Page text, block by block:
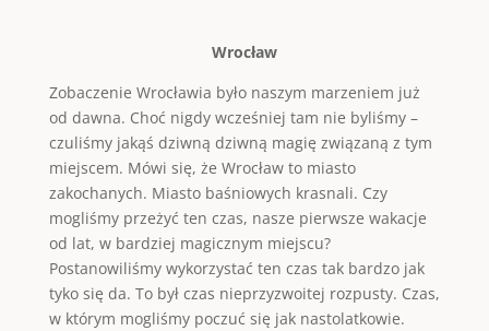
Wrocław
Zobaczenie Wrocławia było naszym marzeniem już
od dawna. Choć nigdy wcześniej tam nie byliśmy –
czuliśmy jakąś dziwną dziwną magię związaną z tym
miejscem. Mówi się, że Wrocław to miasto
zakochanych. Miasto baśniowych krasnali. Czy
mogliśmy przeżyć ten czas, nasze pierwsze wakacje
od lat, w bardziej magicznym miejscu?
Postanowiliśmy wykorzystać ten czas tak bardzo jak
tyko się da. To był czas nieprzyzwoitej rozpusty. Czas,
w którym mogliśmy poczuć się jak nastolatkowie.